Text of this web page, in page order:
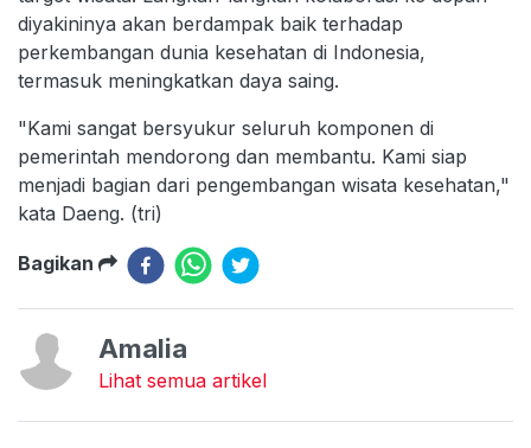
diyakininya akan berdampak baik terhadap
perkembangan dunia kesehatan di Indonesia,
termasuk meningkatkan daya saing.
"Kami sangat bersyukur seluruh komponen di
pemerintah mendorong dan membantu. Kami siap
menjadi bagian dari pengembangan wisata kesehatan,"
kata Daeng. (tri)
Bagikan
Amalia
Lihat semua artikel